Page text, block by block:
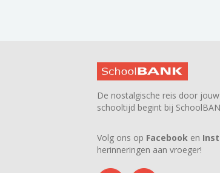
De nostalgische reis door jouw
schooltijd begint bij
Volg ons op Facebook en
herinneringen aan vroeger!